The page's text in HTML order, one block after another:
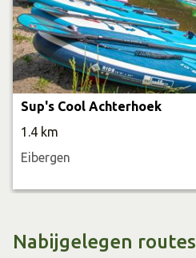
Sup's Cool Achterhoek
1.4 km
Eibergen
Nabijgelegen routes